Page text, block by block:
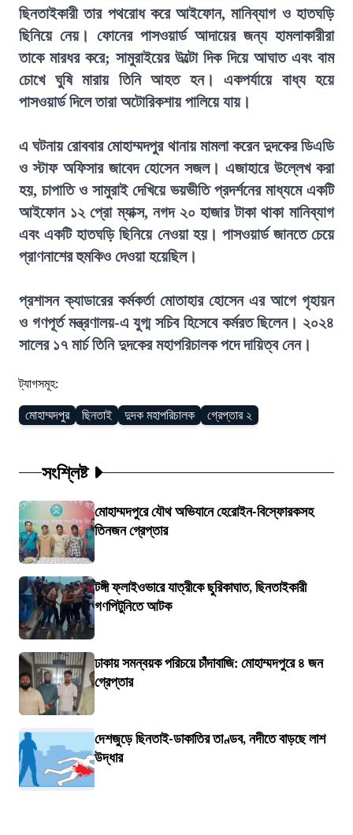
ছিনতাইকারী তার পথরোধ করে আইফোন, মানিব্যাগ ও হাতঘড়ি
ছিনিয়ে নেয়। ফোনের পাসওয়ার্ড আদায়ের জন্য হামলাকারীরা
তাকে মারধর করে; সামুরাইয়ের উল্টো দিক দিয়ে আঘাত এবং বাম
চোখে ঘুষি মারায় তিনি আহত হন। একপর্যায়ে বাধ্য হয়ে
পাসওয়ার্ড দিলে তারা অটোরিকশায় পালিয়ে যায়।
এ ঘটনায় রোববার মোহাম্মদপুর থানায় মামলা করেন দুদকের ডিএডি
ও স্টাফ অফিসার জাবেদ হোসেন সজল। এজাহারে উল্লেখ করা
হয়, চাপাতি ও সামুরাই দেখিয়ে ভয়ভীতি প্রদর্শনের মাধ্যমে একটি
আইফোন ১২ প্রো ম্যাক্স, নগদ ২০ হাজার টাকা থাকা মানিব্যাগ
এবং একটি হাতঘড়ি ছিনিয়ে নেওয়া হয়। পাসওয়ার্ড জানতে চেয়ে
প্রাণনাশের হুমকিও দেওয়া হয়েছিল।
প্রশাসন ক্যাডারের কর্মকর্তা মোতাহার হোসেন এর আগে গৃহায়ন
ও গণপূর্ত মন্ত্রণালয়-এ যুগ্ম সচিব হিসেবে কর্মরত ছিলেন। ২০২৪
সালের ১৭ মার্চ তিনি দুদকের মহাপরিচালক পদে দায়িত্ব নেন।
ট্যাগসমূহ:
মোহাম্মদপুর ছিনতাই দুদক মহাপরিচালক গ্রেপ্তার ২
সংশ্লিষ্ট
মোহাম্মদপুরে যৌথ অভিযানে হেরোইন-বিস্ফোরকসহ
তিনজন গ্রেপ্তার
টঙ্গী ফ্লাইওভারে যাত্রীকে ছুরিকাঘাত, ছিনতাইকারী
গণপিটুনিতে আটক
ঢাকায় সমন্বয়ক পরিচয়ে চাঁদাবাজি: মোহাম্মদপুরে ৪ জন
গ্রেপ্তার
দেশজুড়ে ছিনতাই-ডাকাতির তাণ্ডব, নদীতে বাড়ছে লাশ
উদ্ধার